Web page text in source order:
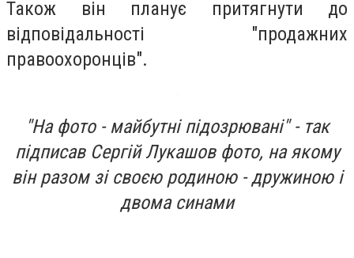
Також він планує притягнути до
відповідальності "продажних
правоохоронців".
"На фото - майбутні підозрювані" - так
підписав Сергій Лукашов фото, на якому
він разом зі своєю родиною - дружиною і
двома синами